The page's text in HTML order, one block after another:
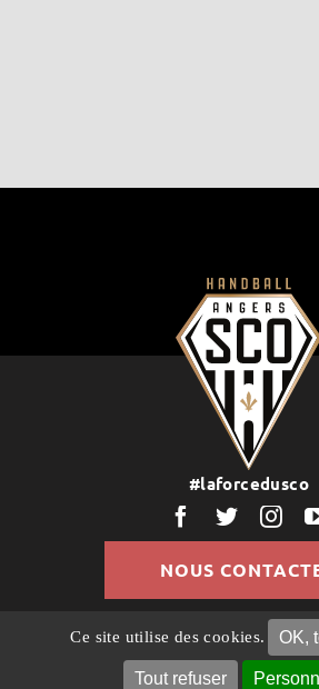
Ce site utilise des cookies. OK,
Tout refuser
#laforcedusco
NOUS
© Copyright 2022 | Tous droits
Confidentialité
Mentions